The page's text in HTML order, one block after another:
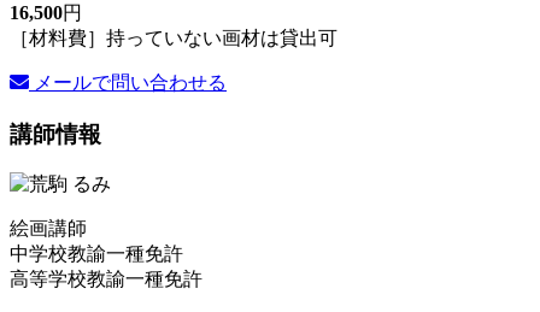
16,500円
［材料費］持っていない画材は貸出可
メールで問い合わせる
講師情報
絵画講師
中学校教諭一種免許
高等学校教諭一種免許